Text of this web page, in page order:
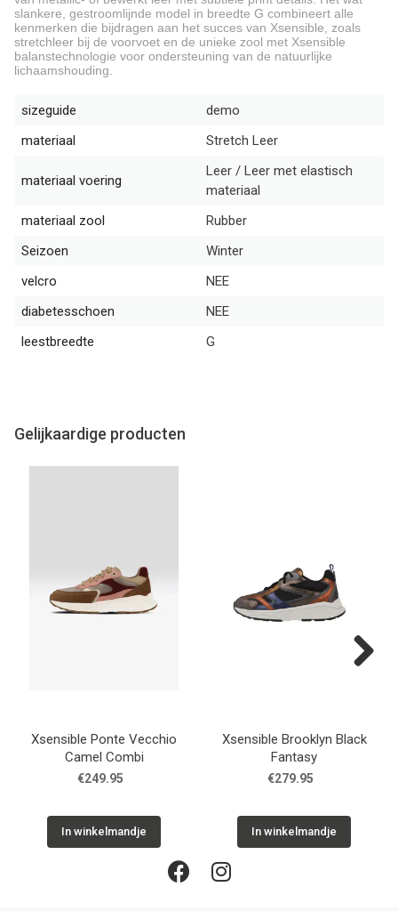
slankere, gestroomlijnde model in breedte G combineert alle
kenmerken die bijdragen aan het succes van Xsensible, zoals
stretchleer bij de voorvoet en de unieke zool met Xsensible
balanstechnologie voor ondersteuning van de natuurlijke
lichaamshouding.
sizeguide
demo
materiaal
Stretch Leer
materiaal voering
Leer / Leer met elastisch
materiaal
materiaal zool
Rubber
Seizoen
Winter
velcro
NEE
diabetesschoen
NEE
leestbreedte
G
Gelijkaardige producten
Xsensible Ponte Vecchio
Camel Combi
€249.95
In winkelmandje
Xsensible Brooklyn Black
Fantasy
€279.95
In winkelmandje